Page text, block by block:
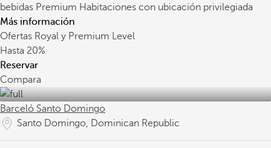
bebidas Premium Habitaciones con ubicación privilegiada
Más información
Ofertas Royal y Premium Level
Hasta 20%
Reservar
Compara
Barceló Santo Domingo
Santo Domingo, Dominican Republic